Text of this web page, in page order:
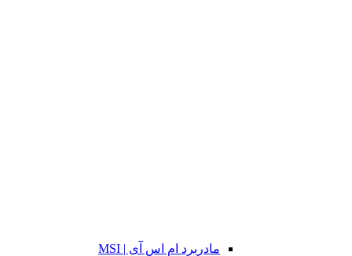
مادربرد ام اس آی | MSI